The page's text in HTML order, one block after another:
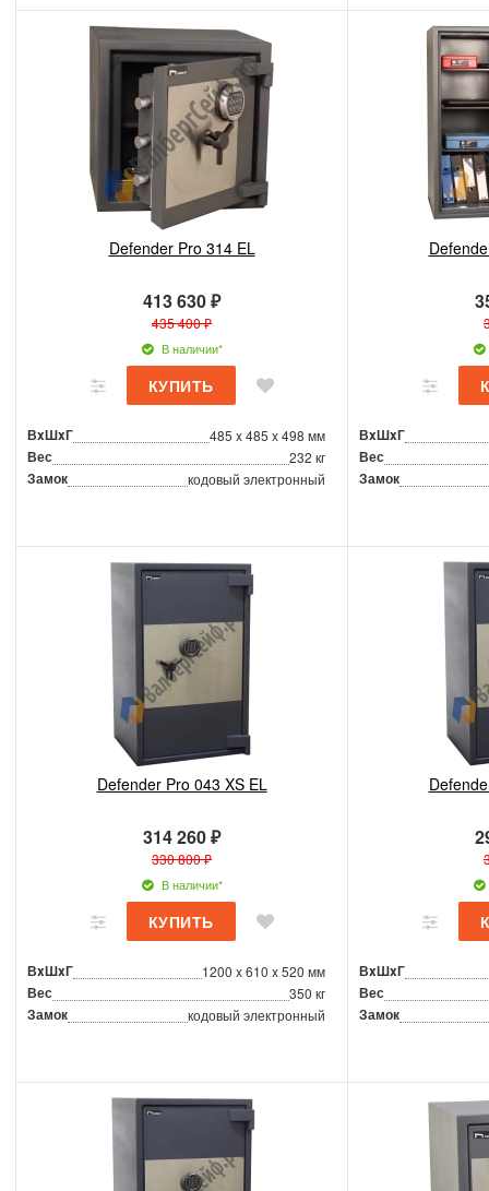
Defender Pro 314 EL
413 630 ₽
435 400 ₽
В наличии*
ВxШxГ 485 x 485 x 498 мм
Вес 232 кг
Замок кодовый электронный
ВxШxГ
Вес
Замок
Defender Pro 043 XS EL
314 260 ₽
330 800 ₽
В наличии*
ВxШxГ 1200 x 610 x 520 мм
Вес 350 кг
Замок кодовый электронный
ВxШxГ
Вес
Замок